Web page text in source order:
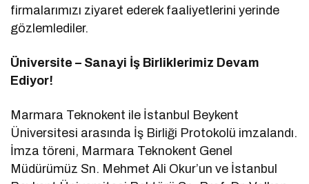
firmalarımızı ziyaret ederek faaliyetlerini yerinde
gözlemlediler.
Üniversite – Sanayi İş Birliklerimiz Devam
Ediyor!
Marmara Teknokent ile İstanbul Beykent
Üniversitesi arasında İş Birliği Protokolü imzalandı.
İmza töreni, Marmara Teknokent Genel
Müdürümüz Sn. Mehmet Ali Okur’un ve İstanbul